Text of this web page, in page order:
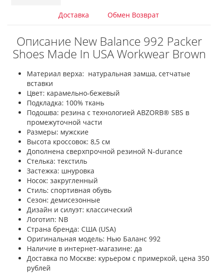
Доставка Обмен Возврат
Описание New Balance 992 Packer
Shoes Made In USA Workwear Brown
Материал верха: натуральная замша, сетчатые
вставки
Цвет: карамельно-бежевый
Подкладка: 100% ткань
Подошва: резина с технологией ABZORB® SBS в
промежуточной части
Размеры: мужские
Высота кроссовок: 8,5 см
Дополнена сверхпрочной резиной N-durance
Стелька: текстиль
Застежка: шнуровка
Носок: закругленный
Стиль: спортивная обувь
Сезон: демисезонные
Дизайн и силуэт: классический
Логотип: NB
Страна бренда: США (USA)
Оригинальная модель: Нью Баланс 992
Наличие в интернет-магазине: да
Доставка по Москве: курьером с примеркой, цена 350
рублей